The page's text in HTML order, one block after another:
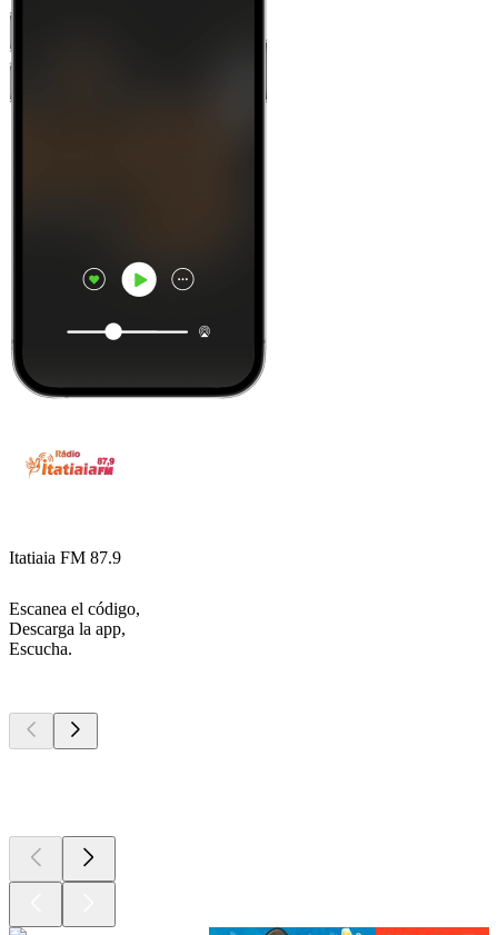
Itatiaia FM 87.9
Escanea el código,
Descarga la app,
Escucha.